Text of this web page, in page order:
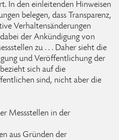
In den einleitenden Hinweisen
belegen, dass Transparenz,
Verhaltensänderungen
der Ankündigung von
zu . . . Daher sieht die
und Veröffentlichung der
sich auf die
sind, nicht aber die
Messstellen in der
aus Gründen der